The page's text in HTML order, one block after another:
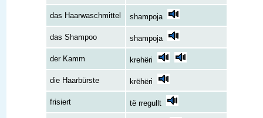
das Haarwaschmittel shampoja
das Shampoo shampoja
der Kamm krehëri
die Haarbürste krëhëri
frisiert të rregullt